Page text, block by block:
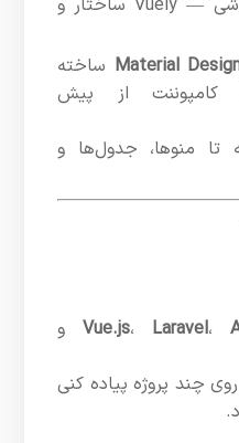
Material ساخته
از پیش
تا منوها، جدول‌ها و
Vue.js، Laravel،
و
چند پروژه پیاده کنی